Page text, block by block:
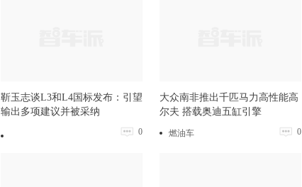
靳玉志谈L3和L4国标发布：引望
输出多项建议并被采纳
0
大众南非推出千匹马力高性能高
尔夫 搭载奥迪五缸引擎
燃油车 0